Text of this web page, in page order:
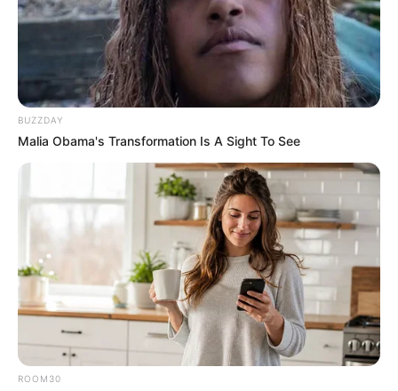
BUZZDAY
Malia Obama's Transformation Is A Sight To See
ROOM30